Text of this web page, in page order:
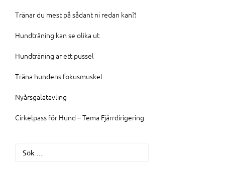
Tränar du mest på sådant ni redan kan?!
Hundträning kan se olika ut
Hundträning är ett pussel
Träna hundens fokusmuskel
Nyårsgalatävling
Cirkelpass för Hund – Tema Fjärrdirigering
Sök